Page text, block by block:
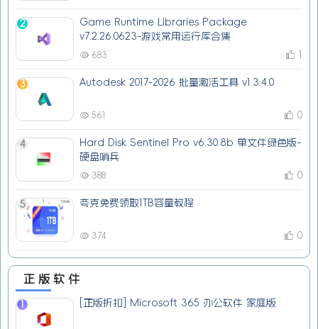
2
Game Runtime Libraries Package
v7.2.26.0623-游戏常用运行库合集
683 1
3 Autodesk 2017-2026 批量激活工具 v1.3.4.0
561 0
4
Hard Disk Sentinel Pro v6.30.8b 单文件绿色版-
硬盘哨兵
388 0
5 夸克免费领取1TB容量教程
374 0
正版软件
1 [正版折扣] Microsoft 365 办公软件 家庭版